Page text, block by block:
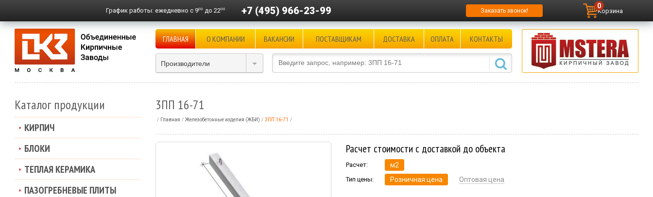
График работы: ежедневно с 900 до 2200 +7 (495) 966-23-99 Заказать звонок! Корзина
0
ГЛАВНАЯ О КОМПАНИИ ВАКАНСИИ ПОСТАВЩИКАМ ДОСТАВКА ОПЛАТА КОНТАКТЫ
Производители
3ПП 16-71
Главная Железобетонные изделия (ЖБИ) 3ПП 16-71
Расчет стоимости с доставкой до объекта
Расчет: м2
Тип цены: Розничная цена Оптовая цена
Каталог продукции
КИРПИЧ
БЛОКИ
ТЕПЛАЯ КЕРАМИКА
ПАЗОГРЕБНЕВЫЕ ПЛИТЫ